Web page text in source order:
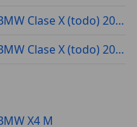
BMW Clase X (todo) 2026
BMW Clase X (todo) 2015
X4 M